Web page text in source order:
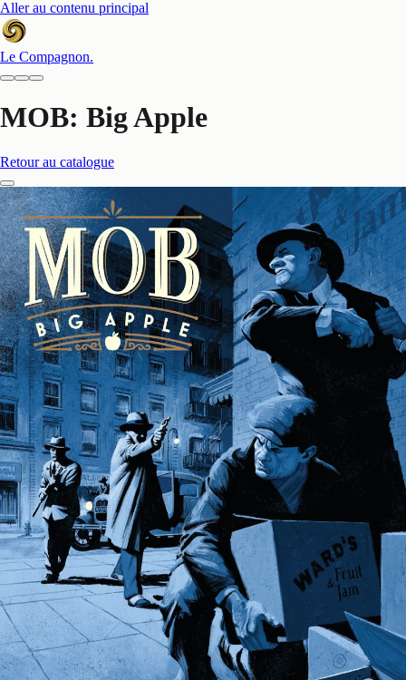
Aller au contenu principal
Le Compagnon.
MOB: Big Apple
Retour au catalogue